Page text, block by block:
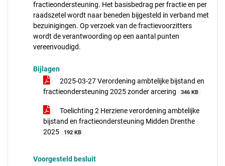
fractieondersteuning. Het basisbedrag per fractie en per
raadszetel wordt naar beneden bijgesteld in verband met
bezuinigingen. Op verzoek van de fractievoorzitters
wordt de verantwoording op een aantal punten
vereenvoudigd.
Bijlagen
2025-03-27 Verordening ambtelijke bijstand en
fractieondersteuning 2025 zonder arcering
346 KB
Toelichting 2 Herziene verordening ambtelijke
bijstand en fractieondersteuning Midden Drenthe
2025
192 KB
Voorgesteld besluit